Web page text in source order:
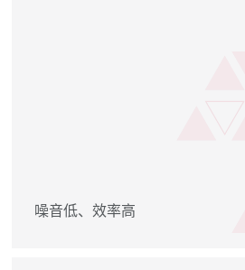
噪音低、效率高